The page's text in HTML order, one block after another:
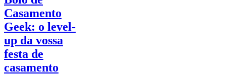
Casamento
Geek: o level-
up da vossa
festa de
casamento